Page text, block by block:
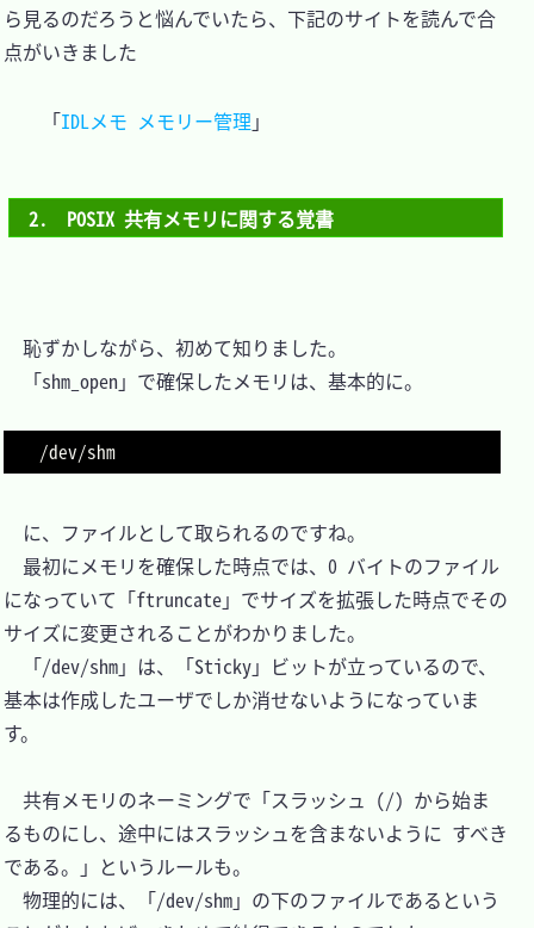
ら見るのだろうと悩んでいたら、下記のサイトを読んで合
点がいきました
「IDLメモ メモリー管理
2.　POSIX 共有メモリに関する覚書
恥ずかしながら、初めて知りました。
「shm_open」で確保したメモリは、基本的に。
に、ファイルとして取られるのですね。
最初にメモリを確保した時点では、0 バイトのファイル
になっていて「ftruncate」でサイズを拡張した時点でその
サイズに変更されることがわかりました。
「/dev/shm」は、「Sticky」ビットが立っているので、
基本は作成したユーザでしか消せないようになっていま
す。
共有メモリのネーミングで「スラッシュ (/) から始ま
るものにし、途中にはスラッシュを含まないように すべき
である。」というルールも。
物理的には、「/dev/shm」の下のファイルであるという